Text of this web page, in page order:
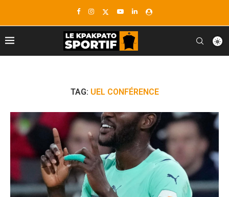
TAG: UEL CONFÉRENCE